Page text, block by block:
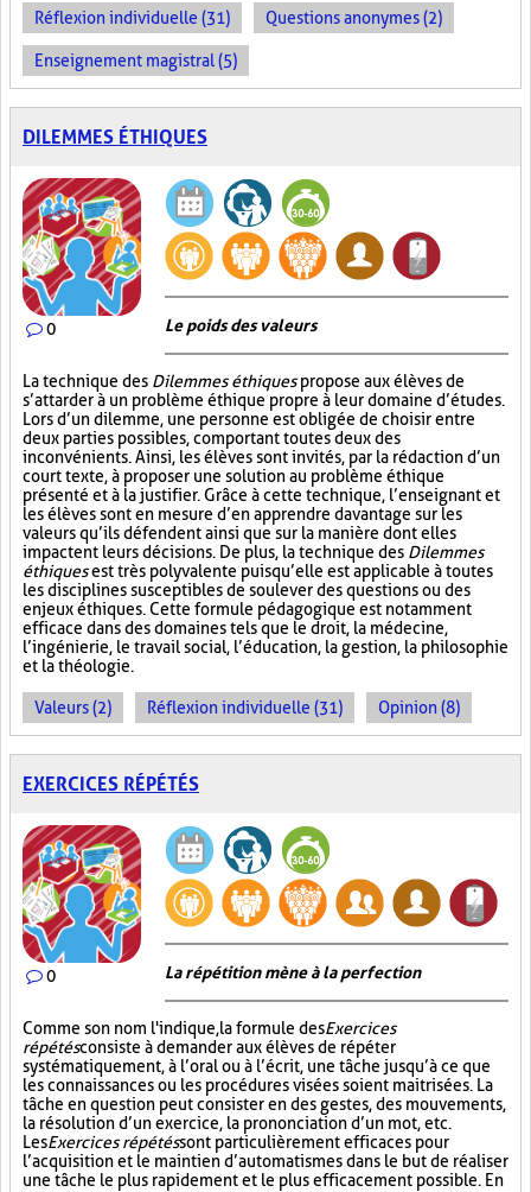
Réflexion individuelle (31) Questions anonymes (2)
Enseignement magistral (5)
DILEMMES ÉTHIQUES
0 Le poids des valeurs
La technique des Dilemmes éthiquespropose aux élèves de
s’attarder à un problème éthique propre à leur domaine d’études.
Lors d’un dilemme, une personne est obligée de choisir entre
deux parties possibles, comportant toutes deux des
inconvénients. Ainsi, les élèves sont invités, par la rédaction d’un
court texte, à proposer une solution au problème éthique
présenté et à la justifier. Grâce à cette technique, l’enseignant et
les élèves sont en mesure d’en apprendre davantage sur les
valeurs qu’ils défendent ainsi que sur la manière dont elles
impactent leurs décisions. De plus, la technique des Dilemmes
éthiquesest très polyvalente puisqu’elle est applicable à toutes
les disciplines susceptibles de soulever des questions ou des
enjeux éthiques. Cette formule pédagogique est notamment
efficace dans des domaines tels que le droit, la médecine,
l’ingénierie, le travail social, l’éducation, la gestion, la philosophie
et la théologie.
Valeurs (2) Réflexion individuelle (31) Opinion (8)
EXERCICES RÉPÉTÉS
0 La répétition mène à la perfection
Comme son nom l'indique, la formule desExercices
répétésconsiste à demander aux élèves de répéter
systématiquement, à l’oral ou à l’écrit, une tâche jusqu’à ce que
les connaissances ou les procédures visées soient maitrisées. La
tâche en question peut consister en des gestes, des mouvements,
la résolution d’un exercice, la prononciation d’un mot, etc.
LesExercices répétéssont particulièrement efficaces pour
l’acquisition et le maintien d’automatismes dans le but de réaliser
une tâche le plus rapidement et le plus efficacement possible. En